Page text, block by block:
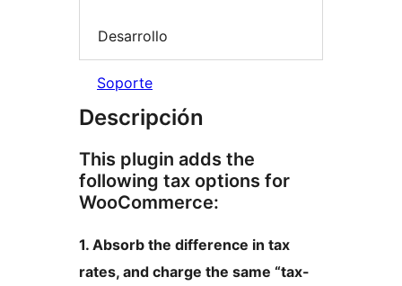
Desarrollo
Soporte
Descripción
This plugin adds the
following tax options for
WooCommerce:
1. Absorb the difference in tax
rates, and charge the same “tax-